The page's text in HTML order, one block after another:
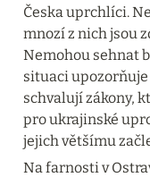
Česka uprchlíci.
mnozí z nich jsou
Nemohou sehnat
situaci
schvalují zákony,
pro ukrajinské
jejich většímu
Na farnosti v